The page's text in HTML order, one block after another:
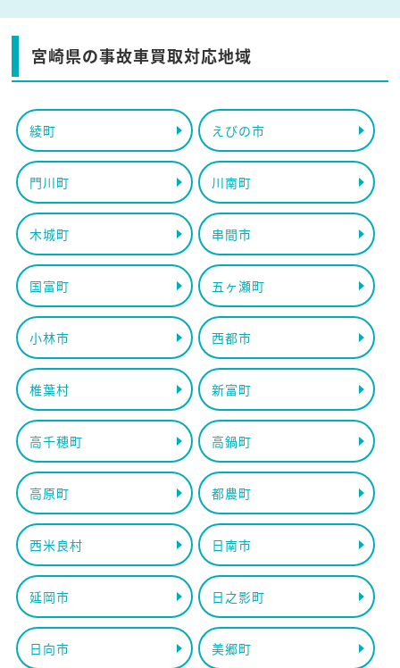
宮崎県の事故車買取対応地域
綾町 えびの市
門川町 川南町
木城町 串間市
国富町 五ヶ瀬町
小林市 西都市
椎葉村 新富町
高千穂町 高鍋町
高原町 都農町
西米良村 日南市
延岡市 日之影町
日向市 美郷町